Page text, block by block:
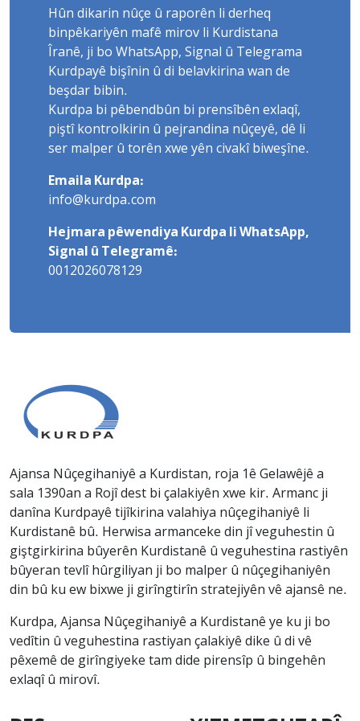
Hûn dikarin nûçe û raporên li derheq
binpêkariyên mafê mirov li Kurdistana
Îranê, ji bo WhatsApp, Signal û Telegrama
Kurdpayê bişînin û di belavkirina wan de
beşdar bibin.
Kurdpa bi pêbendbûn bi prensîbên exlaqî,
piştî kontrolkirin û pejrandina nûçeyê, dê li
ser malper û torên xwe yên civakî biweşîne.
Emaila Kurdpa:
info@kurdpa.com
Hejmara pêwendiya Kurdpa li WhatsApp,
Signal û Telegramê:
0012026078129
Ajansa Nûçegihaniyê a Kurdistan, roja 1ê Gelawêjê a
sala 1390an a Rojî dest bi çalakiyên xwe kir. Armanc ji
danîna Kurdpayê tijîkirina valahiya nûçegihaniyê li
Kurdistanê bû. Herwisa armanceke din jî veguhestin û
giştgirkirina bûyerên Kurdistanê û veguhestina rastiyên
bûyeran tevlî hûrgiliyan ji bo malper û nûçegihaniyên
din bû ku ew bixwe ji girîngtirîn stratejiyên vê ajansê ne.
Kurdpa, Ajansa Nûçegihaniyê a Kurdistanê ye ku ji bo
vedîtin û veguhestina rastiyan çalakiyê dike û di vê
pêxemê de girîngiyeke tam dide pirensîp û bingehên
exlaqî û mirovî.